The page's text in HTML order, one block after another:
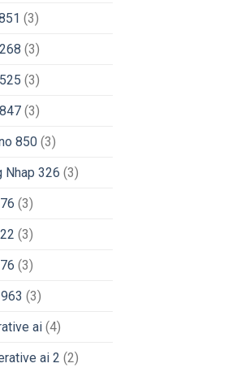
(3)
(3)
(3)
(3)
850(3)
Nhap 326 (3)
(3)
(3)
(3)
(3)
ai(4)
ai 2 (2)